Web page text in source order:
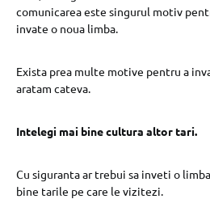
comunicarea este singurul motiv
invate o noua limba.
Exista prea multe motive pentru a
aratam cateva.
Intelegi mai bine cultura altor tari.
Cu siguranta ar trebui sa inveti o
bine tarile pe care le vizitezi.